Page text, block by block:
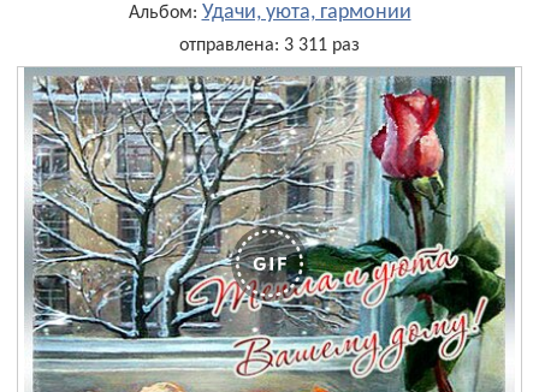
Альбом: Удачи, уюта, гармонии
отправлена: 3 311 раз